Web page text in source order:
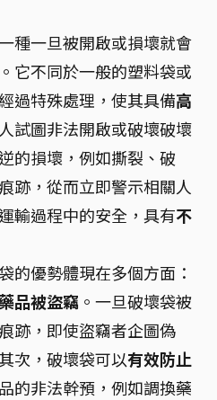
種一旦被開啟或損壞就會
它不同於一般的塑料袋或
過特殊處理，使其具備高
試圖非法開啟或破壞破壞
的損壞，例如撕裂、破
跡，從而立即警示相關人
輸過程中的安全，具有不
的優勢體現在多個方面：
品被盜竊 。一旦破壞袋被
跡，即使盜竊者企圖偽
次，破壞袋可以有效防止
的非法幹預，例如調換藥